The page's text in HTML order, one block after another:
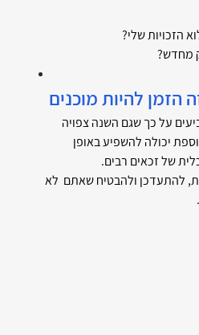
הזכויות שלי?
מחדש?
על כך שגם השנה צפויה
יכולה להשפיע באופן
של זכאים רבים.
להתעדכן ולהבטיח שאתם  לא